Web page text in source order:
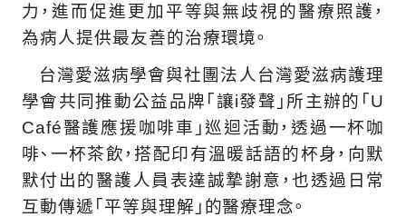
力，進而促進更加平等與無歧視的醫療照護，
為病人提供最友善的治療環境。
台灣愛滋病學會與社團法人台灣愛滋病護理
學會共同推動公益品牌「讓i發聲」所主辦的「U
Café醫護應援咖啡車」巡迴活動，透過一杯咖
啡、一杯茶飲，搭配印有溫暖話語的杯身，向默
默付出的醫護人員表達誠摯謝意，也透過日常
互動傳遞「平等與理解」的醫療理念。